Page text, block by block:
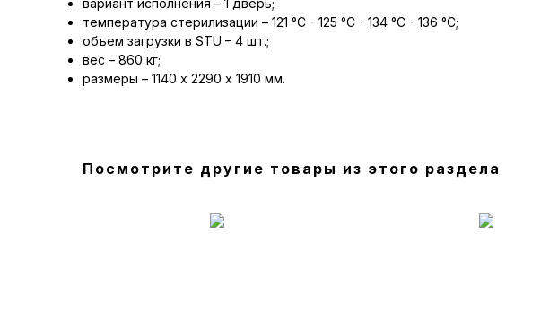
вариант исполнения – 1 дверь;
температура стерилизации – 121 °C - 125 °C - 134 °C - 136 °C;
объем загрузки в STU – 4 шт.;
вес – 860 кг;
размеры – 1140 х 2290 х 1910 мм.
Посмотрите другие товары из этого раздела